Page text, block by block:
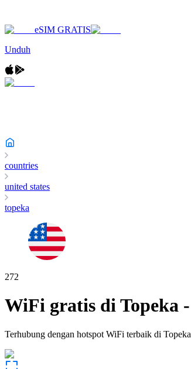
eSIM GRATIS
Unduh
countries
united states
topeka
272
WiFi gratis diTopeka -
Terhubung dengan hotspot WiFi terbaik di Topeka